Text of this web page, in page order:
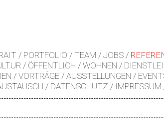
PORTFOLIO TEAM JOBS
ÖFFENTLICH WOHNEN
VORTRÄGE AUSSTELLUNGEN
DATENSCHUTZ IMPRESSUM